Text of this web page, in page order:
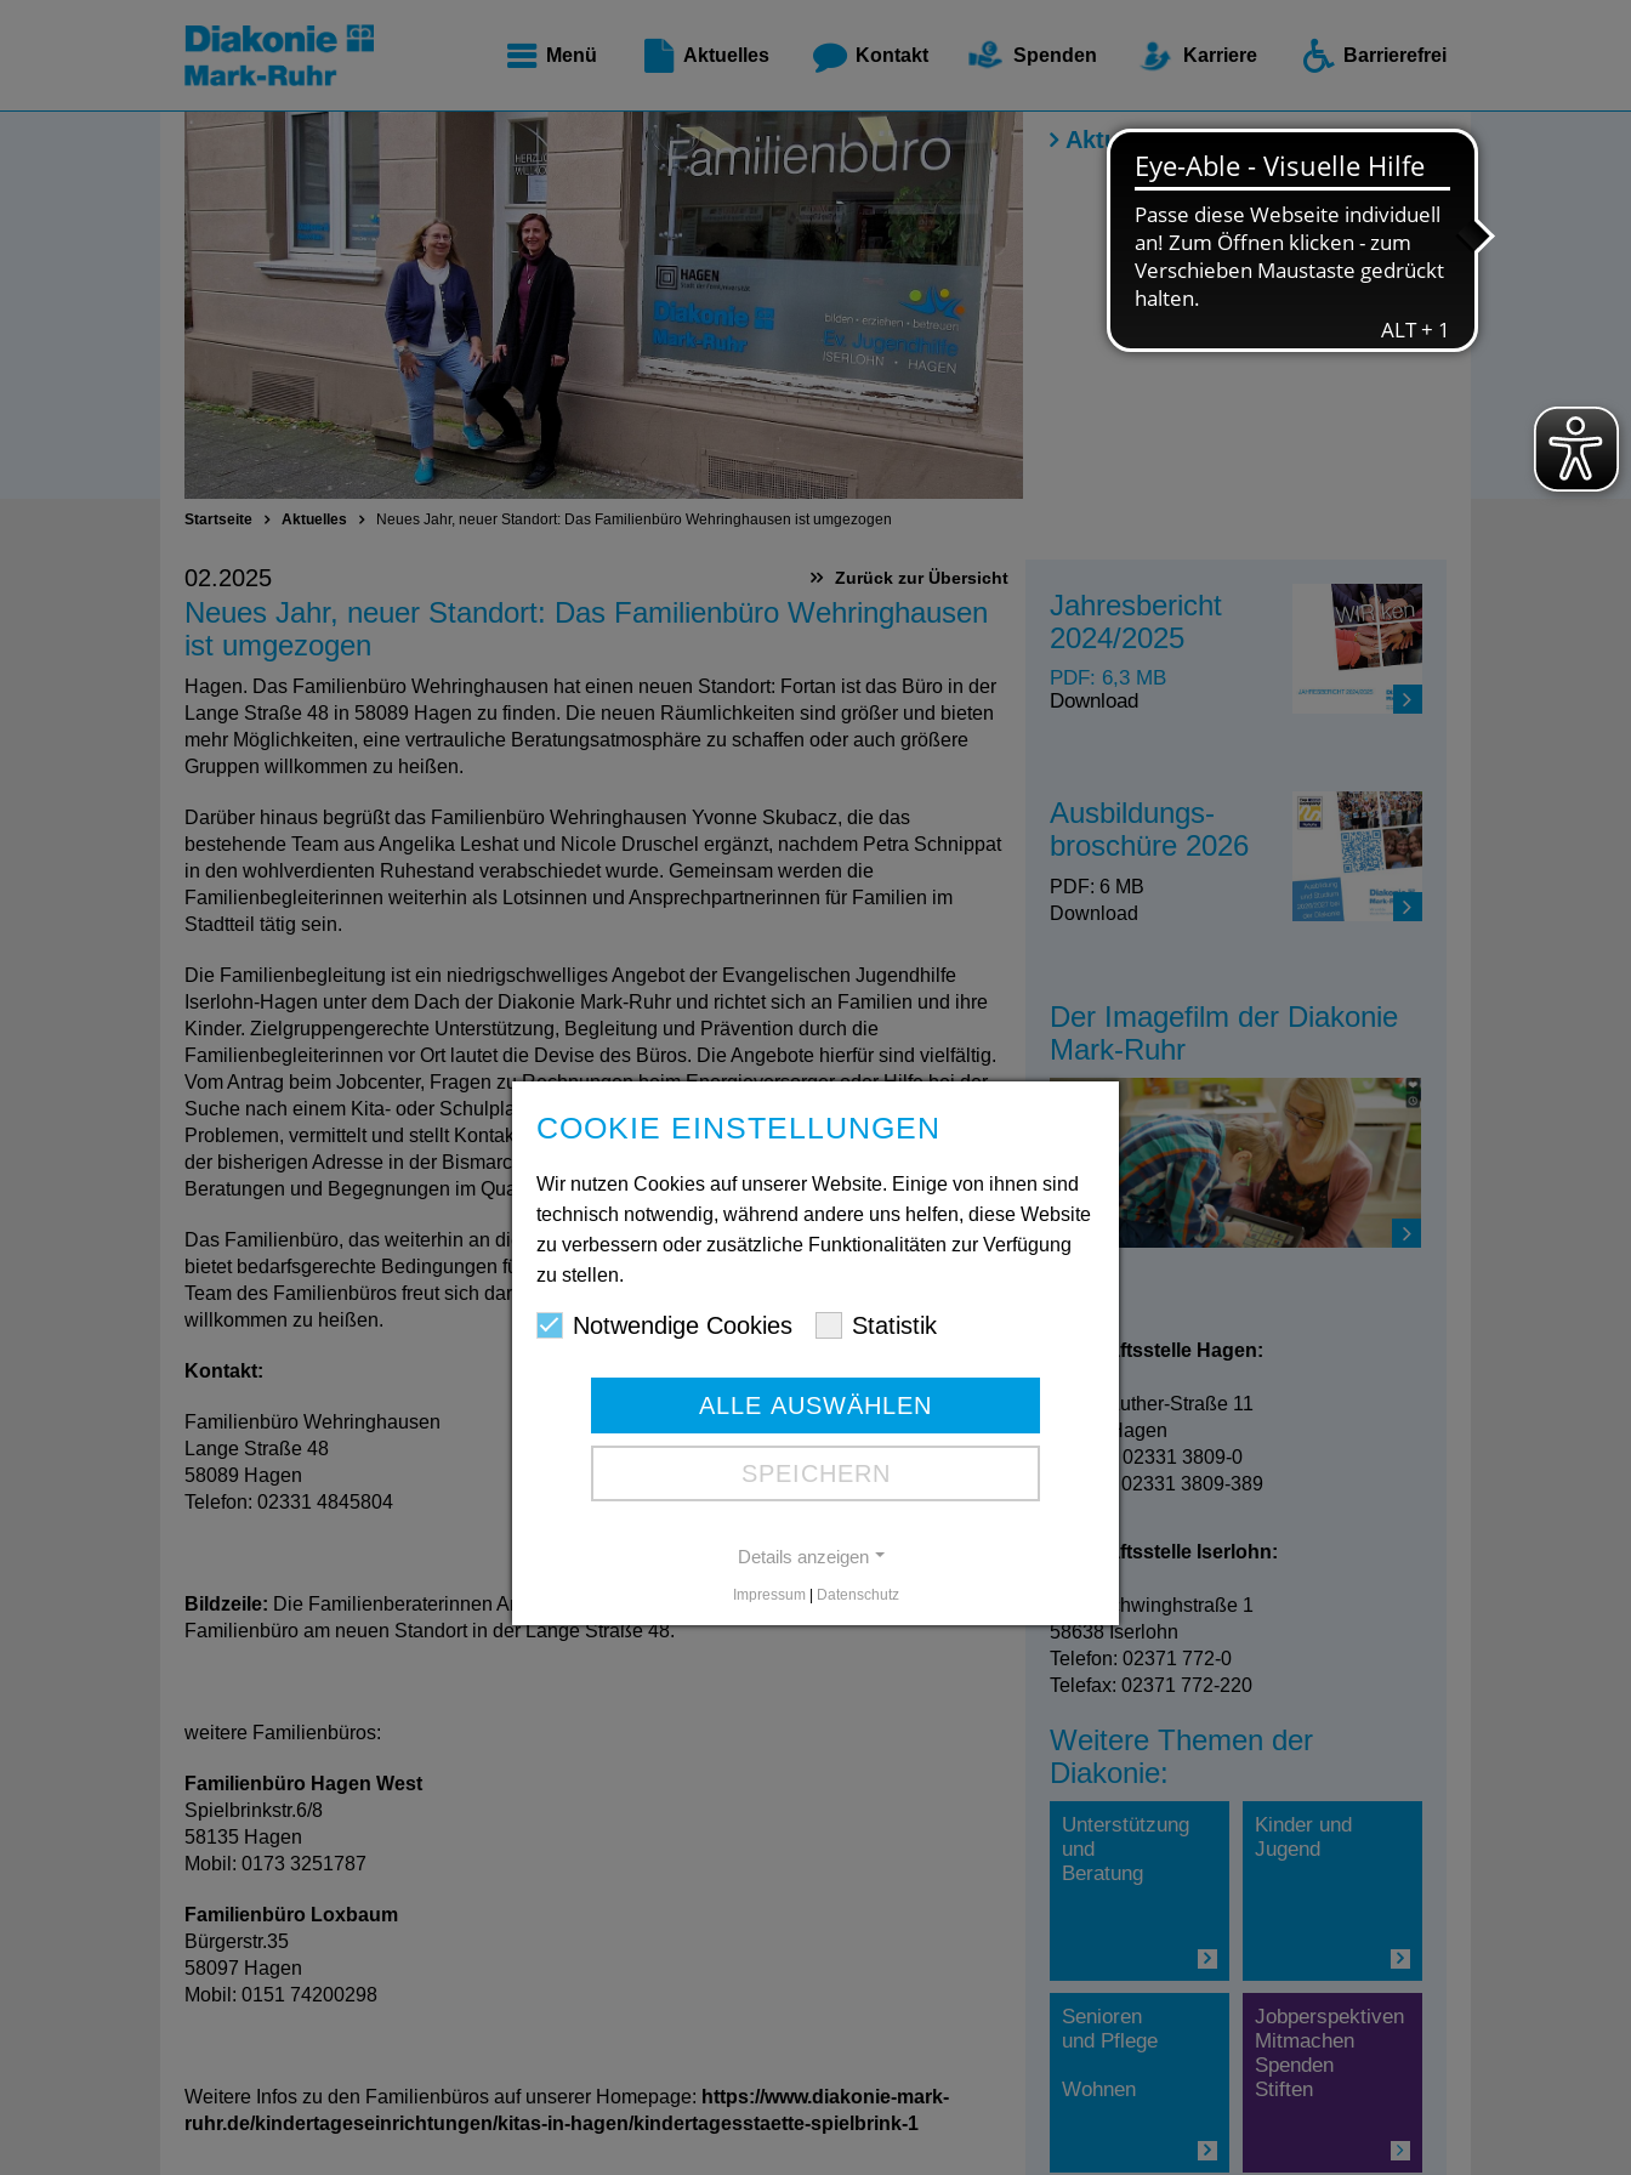
Menü Aktuelles Kontakt Spenden Karriere Barrierefrei
Meldestellen / Beratungsstellen
Aktuelles
Startseite Aktuelles Neues Jahr, neuer Standort: Das Familienbüro Wehringhausen ist umgezogen
Zurück zur Übersicht
02.2025
Neues Jahr, neuer Standort: Das Familienbüro Wehringhausen
ist umgezogen
Hagen. Das Familienbüro Wehringhausen hat einen neuen Standort: Fortan ist das Büro in der
Lange Straße 48 in 58089 Hagen zu finden. Die neuen Räumlichkeiten sind größer und bieten
mehr Möglichkeiten, eine vertrauliche Beratungsatmosphäre zu schaffen oder auch größere
Gruppen willkommen zu heißen.
Darüber hinaus begrüßt das Familienbüro Wehringhausen Yvonne Skubacz, die das
bestehende Team aus Angelika Leshat und Nicole Druschel ergänzt, nachdem Petra Schnippat
in den wohlverdienten Ruhestand verabschiedet wurde. Gemeinsam werden die
Familienbegleiterinnen weiterhin als Lotsinnen und Ansprechpartnerinnen für Familien im
Stadtteil tätig sein.
Die Familienbegleitung ist ein niedrigschwelliges Angebot der Evangelischen Jugendhilfe
Iserlohn-Hagen unter dem Dach der Diakonie Mark-Ruhr und richtet sich an Familien und ihre
Kinder. Zielgruppengerechte Unterstützung, Begleitung und Prävention durch die
Familienbegleiterinnen vor Ort lautet die Devise des Büros. Die Angebote hierfür sind vielfältig.
Vom Antrag beim Jobcenter, Fragen zu Rechnungen beim Energieversorger oder Hilfe bei der
Suche nach einem Kita- oder Schulplatz: Das Familienbüro ist eine erste Anlaufstelle bei
Problemen, vermittelt und stellt Kontakt her, um Familien zu unterstützen. Mit dem Umzug von
der bisherigen Adresse in der Bismarckstraße in die Lange Straße sollen künftig noch mehr
Beratungen und Begegnungen im Quartier ermöglicht werden.
Das Familienbüro, das weiterhin an die Kita Haus Zoar (Siemensstraße 14) angebunden ist,
bietet bedarfsgerechte Bedingungen für alle Familien aus dem Stadtteil Wehringhausen. Das
Team des Familienbüros freut sich darauf, Ratsuchende ab sofort am neuen Standort
willkommen zu heißen.
Kontakt:
Familienbüro Wehringhausen
Lange Straße 48
58089 Hagen
Telefon: 02331 4845804
Bildzeile: Die Familienberaterinnen Angelika Leshat (links) und Nicole Druschel vor dem
Familienbüro am neuen Standort in der Lange Straße 48.
weitere Familienbüros:
Familienbüro Hagen West
Spielbrinkstr.6/8
58135 Hagen
Mobil: 0173 3251787
Familienbüro Loxbaum
Bürgerstr.35
58097 Hagen
Mobil: 0151 74200298
Weitere Infos zu den Familienbüros auf unserer Homepage: https://www.diakonie-mark-
ruhr.de/kindertageseinrichtungen/kitas-in-hagen/kindertagesstaette-spielbrink-1
Jahresbericht
2024/2025
PDF: 6,3 MB
Download
Ausbildungs-
broschüre 2026
PDF: 6 MB
Download
Der Imagefilm der Diakonie
Mark-Ruhr
Geschäftsstelle Hagen:
Martin-Luther-Straße 11
58095 Hagen
Telefon: 02331 3809-0
Telefax: 02331 3809-389
Geschäftsstelle Iserlohn:
Bodelschwinghstraße 1
58638 Iserlohn
Telefon: 02371 772-0
Telefax: 02371 772-220
Weitere Themen der
Diakonie:
Unterstützung
und
Beratung
Kinder und
Jugend
Senioren
und Pflege
Wohnen
Jobperspektiven
Mitmachen
Spenden
Stiften
COOKIE EINSTELLUNGEN
Wir nutzen Cookies auf unserer Website. Einige von ihnen sind
technisch notwendig, während andere uns helfen, diese Website
zu verbessern oder zusätzliche Funktionalitäten zur Verfügung
zu stellen.
Notwendige Cookies Statistik
ALLE AUSWÄHLEN
SPEICHERN
Details anzeigen
Impressum Datenschutz